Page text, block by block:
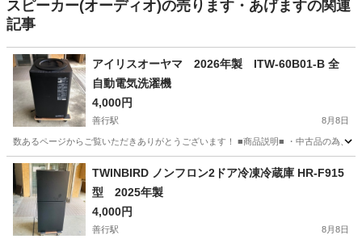
スピーカー(オーディオ)の売ります・あげますの関連
記事
アイリスオーヤマ 2026年製 ITW-60B01-B 全
自動電気洗濯機
4,000円
善行駅 8月8日
数あるページからご覧いただきありがとうございます！ ■商品説明■ ・中古品の為
神奈川 藤沢市 生活家電
TWINBIRD ノンフロン2ドア冷凍冷蔵庫 HR-F915
型 2025年製
4,000円
善行駅 8月8日